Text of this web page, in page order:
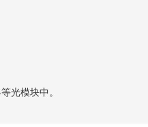
光模块中。